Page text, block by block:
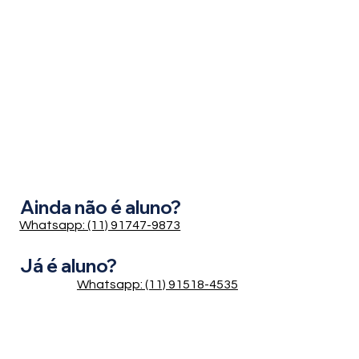
Ainda não é aluno?
Já é aluno?
Whatsapp: (11) 91747-9873
Whatsapp: (11) 91518-4535